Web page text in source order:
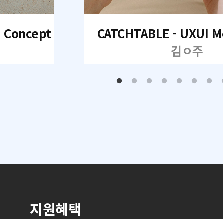
CATCHTABLE - UXUI
김ㅇ주
지원혜택